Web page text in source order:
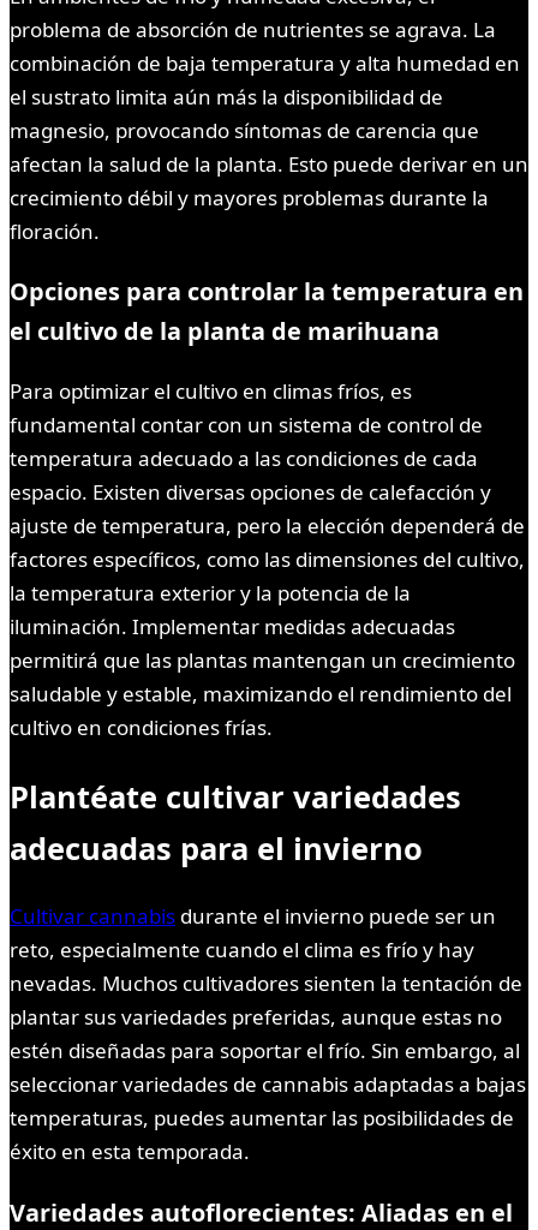
problema de absorción de nutrientes se agrava. La
combinación de baja temperatura y alta humedad en
el sustrato limita aún más la disponibilidad de
magnesio, provocando síntomas de carencia que
afectan la salud de la planta. Esto puede derivar en un
crecimiento débil y mayores problemas durante la
floración.
Opciones para controlar la temperatura en
el cultivo de la planta de marihuana
Para optimizar el cultivo en climas fríos, es
fundamental contar con un sistema de control de
temperatura adecuado a las condiciones de cada
espacio. Existen diversas opciones de calefacción y
ajuste de temperatura, pero la elección dependerá de
factores específicos, como las dimensiones del cultivo,
la temperatura exterior y la potencia de la
iluminación. Implementar medidas adecuadas
permitirá que las plantas mantengan un crecimiento
saludable y estable, maximizando el rendimiento del
cultivo en condiciones frías.
Plantéate cultivar variedades
adecuadas para el invierno
Cultivar cannabis durante el invierno puede ser un
reto, especialmente cuando el clima es frío y hay
nevadas. Muchos cultivadores sienten la tentación de
plantar sus variedades preferidas, aunque estas no
estén diseñadas para soportar el frío. Sin embargo, al
seleccionar variedades de cannabis adaptadas a bajas
temperaturas, puedes aumentar las posibilidades de
éxito en esta temporada.
Variedades autoflorecientes: Aliadas en el